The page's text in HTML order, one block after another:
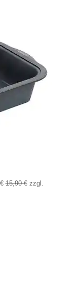
15,90 € zzgl.